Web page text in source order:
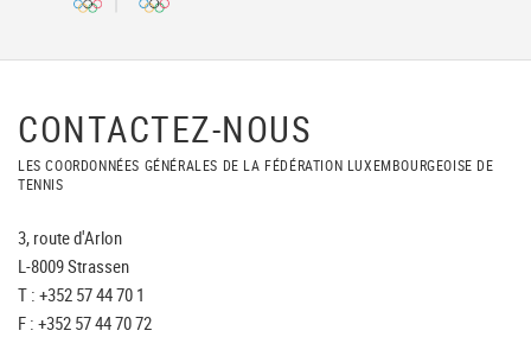
CONTACTEZ-NOUS
LES COORDONNÉES GÉNÉRALES DE LA FÉDÉRATION LUXEMBOURGEOISE DE
TENNIS
3, route d'Arlon
L-8009 Strassen
T : +352 57 44 70 1
F : +352 57 44 70 72